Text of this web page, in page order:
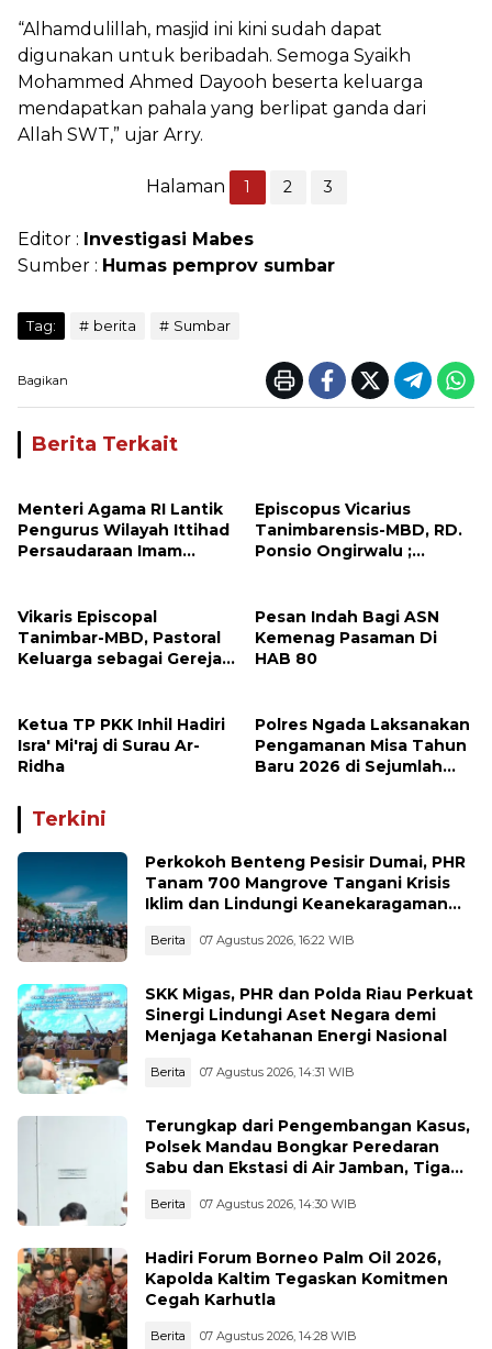
“Alhamdulillah, masjid ini kini sudah dapat
digunakan untuk beribadah. Semoga Syaikh
Mohammed Ahmed Dayooh beserta keluarga
mendapatkan pahala yang berlipat ganda dari
Allah SWT,” ujar Arry.
Halaman 1 2 3
Editor : Investigasi Mabes
Sumber : Humas pemprov sumbar
Tag: berita Sumbar
Bagikan
Berita Terkait
Menteri Agama RI Lantik
Pengurus Wilayah Ittihad
Persaudaraan Imam
Episcopus Vicarius
Tanimbarensis-MBD, RD.
Ponsio Ongirwalu ;
Vikaris Episcopal
Tanimbar-MBD, Pastoral
Keluarga sebagai Gereja
Pesan Indah Bagi ASN
Kemenag Pasaman Di
HAB 80
Ketua TP PKK Inhil Hadiri
Isra' Mi'raj di Surau Ar-
Ridha
Polres Ngada Laksanakan
Pengamanan Misa Tahun
Baru 2026 di Sejumlah
Terkini
Perkokoh Benteng Pesisir Dumai, PHR
Tanam 700 Mangrove Tangani Krisis
Iklim dan Lindungi Keanekaragaman
Berita 07 Agustus 2026, 16:22 WIB
SKK Migas, PHR dan Polda Riau Perkuat
Sinergi Lindungi Aset Negara demi
Menjaga Ketahanan Energi Nasional
Berita 07 Agustus 2026, 14:31 WIB
Terungkap dari Pengembangan Kasus,
Polsek Mandau Bongkar Peredaran
Sabu dan Ekstasi di Air Jamban, Tiga
Berita 07 Agustus 2026, 14:30 WIB
Hadiri Forum Borneo Palm Oil 2026,
Kapolda Kaltim Tegaskan Komitmen
Cegah Karhutla
Berita 07 Agustus 2026, 14:28 WIB